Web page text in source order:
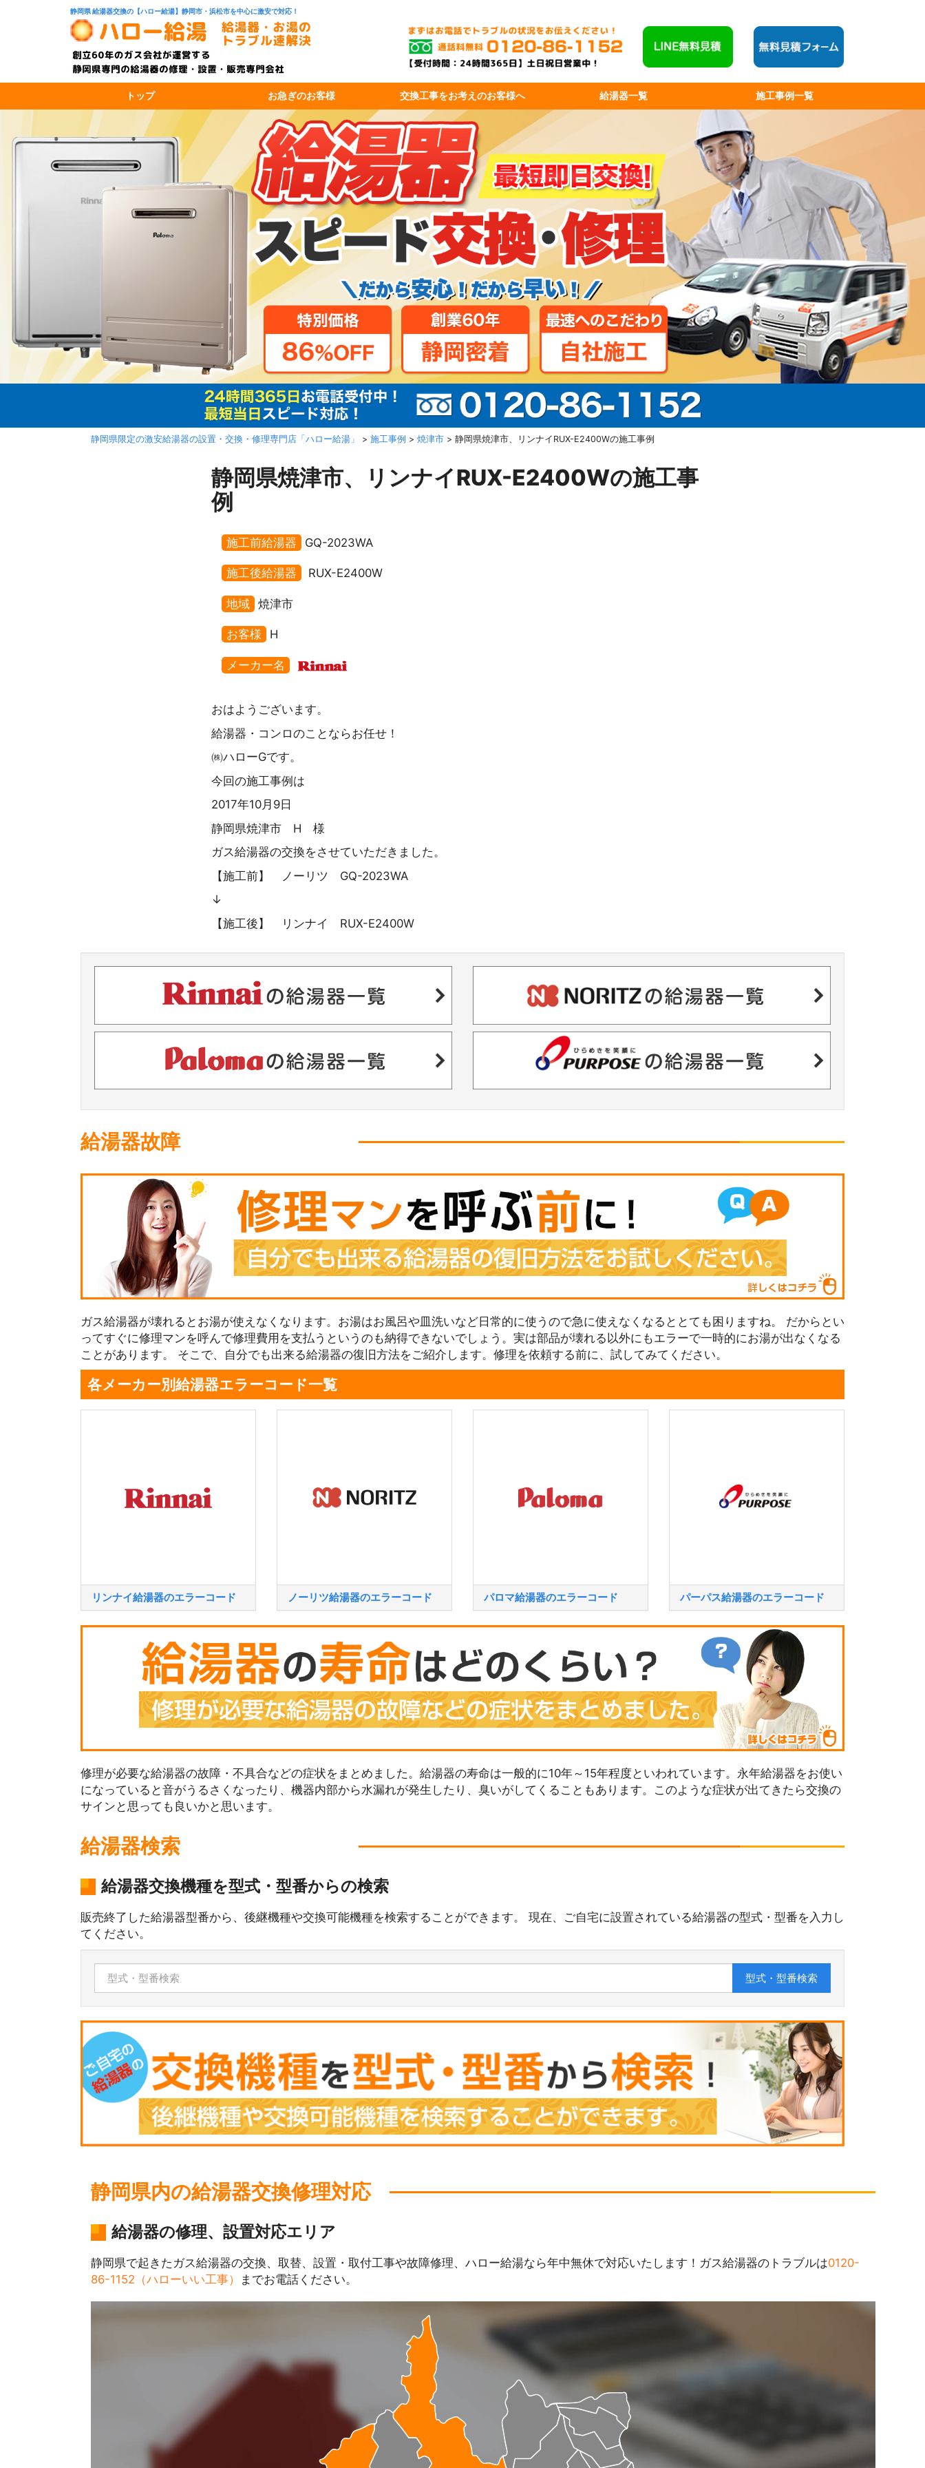
静岡県 給湯器交換の【ハロー給湯】静岡市・浜松市を中心に激安で対応！
トップ お急ぎのお客様 交換工事をお考えのお客様へ 給湯器一覧 施工事例一覧
静岡県限定の激安給湯器の設置・交換・修理専門店「ハロー給湯」 > 施工事例 > 焼津市 > 静岡県焼津市、リンナイRUX-E2400Wの施工事例
静岡県焼津市、リンナイRUX-E2400Wの施工事
例
施工前給湯器 GQ-2023WA
施工後給湯器 RUX-E2400W
地域 焼津市
お客様 H
メーカー名
おはようございます。
給湯器・コンロのことならお任せ！
㈱ハローGです。
今回の施工事例は
2017年10月9日
静岡県焼津市 H 様
ガス給湯器の交換をさせていただきました。
【施工前】 ノーリツ GQ-2023WA
↓
【施工後】 リンナイ RUX-E2400W
給湯器故障
ガス給湯器が壊れるとお湯が使えなくなります。お湯はお風呂や皿洗いなど日常的に使うので急に使えなくなるととても困りますね。 だからとい
ってすぐに修理マンを呼んで修理費用を支払うというのも納得できないでしょう。実は部品が壊れる以外にもエラーで一時的にお湯が出なくなる
ことがあります。 そこで、自分でも出来る給湯器の復旧方法をご紹介します。修理を依頼する前に、試してみてください。
各メーカー別給湯器エラーコード一覧
リンナイ給湯器のエラーコード ノーリツ給湯器のエラーコード パロマ給湯器のエラーコード パーパス給湯器のエラーコード
修理が必要な給湯器の故障・不具合などの症状をまとめました。給湯器の寿命は一般的に10年～15年程度といわれています。永年給湯器をお使い
になっていると音がうるさくなったり、機器内部から水漏れが発生したり、臭いがしてくることもあります。このような症状が出てきたら交換の
サインと思っても良いかと思います。
給湯器検索
給湯器交換機種を型式・型番からの検索
販売終了した給湯器型番から、後継機種や交換可能機種を検索することができます。 現在、ご自宅に設置されている給湯器の型式・型番を入力し
てください。
型式・型番検索
静岡県内の給湯器交換修理対応
給湯器の修理、設置対応エリア
静岡県で起きたガス給湯器の交換、取替、設置・取付工事や故障修理、ハロー給湯なら年中無休で対応いたします！ガス給湯器のトラブルは0120-
86-1152（ハローいい工事）
までお電話ください。